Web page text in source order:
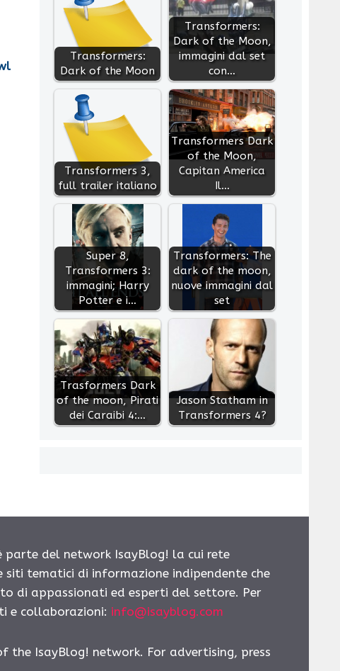
Transformers:
Dark of the Moon
Transformers:
Dark of the Moon,
immagini dal set
con…
Transformers 3,
full trailer italiano
Transformers Dark
of the Moon,
Capitan America
Il…
Super 8,
Transformers 3:
immagini; Harry
Potter e i…
Transformers: The
dark of the moon,
nuove immagini dal
set
Trasformers Dark
of the moon, Pirati
dei Caraibi 4:…
Jason Statham in
Transformers 4?
parte del network IsayBlog! la cui rete
siti tematici di informazione indipendente che
di appassionati ed esperti del settore. Per
e collaborazioni: info@isayblog.com
the IsayBlog! network. For advertising, press